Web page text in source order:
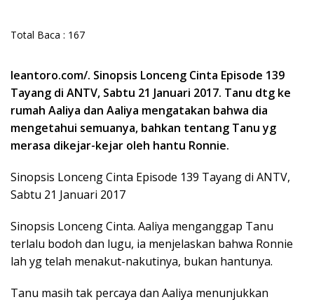
Total Baca : 167
leantoro.com/. Sinopsis Lonceng Cinta Episode 139
Tayang di ANTV, Sabtu 21 Januari 2017. Tanu dtg ke
rumah Aaliya dan Aaliya mengatakan bahwa dia
mengetahui semuanya, bahkan tentang Tanu yg
merasa dikejar-kejar oleh hantu Ronnie.
Sinopsis Lonceng Cinta Episode 139 Tayang di ANTV,
Sabtu 21 Januari 2017
Sinopsis Lonceng Cinta. Aaliya menganggap Tanu
terlalu bodoh dan lugu, ia menjelaskan bahwa Ronnie
lah yg telah menakut-nakutinya, bukan hantunya.
Tanu masih tak percaya dan Aaliya menunjukkan